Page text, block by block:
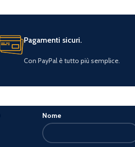
Pagamenti sicuri.
Con PayPal è tutto più semplice.
Nome